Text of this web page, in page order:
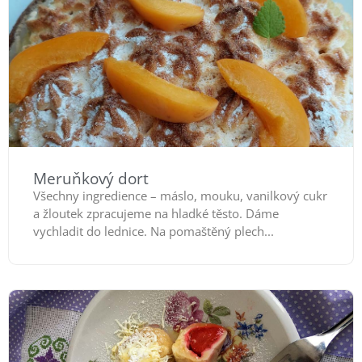
Meruňkový dort
Všechny ingredience – máslo, mouku, vanilkový cukr
a žloutek zpracujeme na hladké těsto. Dáme
vychladit do lednice. Na pomaštěný plech...